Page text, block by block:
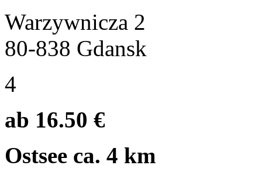
Warzywnicza 2
80-838 Gdansk
4
ab 16.50 €
Ostsee ca. 4 km